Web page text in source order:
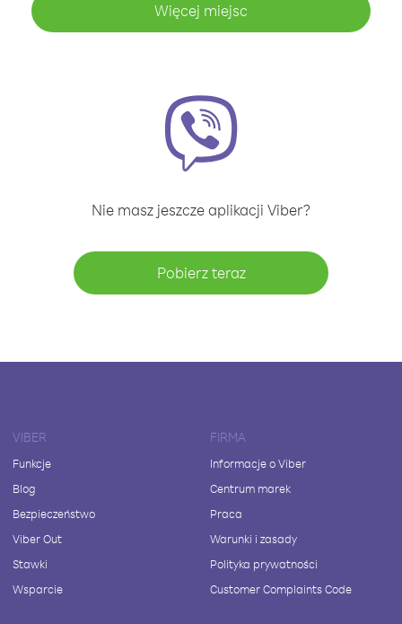
Więcej miejsc
Nie masz jeszcze aplikacji Viber?
Pobierz teraz
VIBER
Funkcje
Blog
Bezpieczeństwo
Viber Out
Stawki
Wsparcie
FIRMA
Informacje o Viber
Centrum marek
Praca
Warunki i zasady
Polityka prywatności
Customer Complaints Code